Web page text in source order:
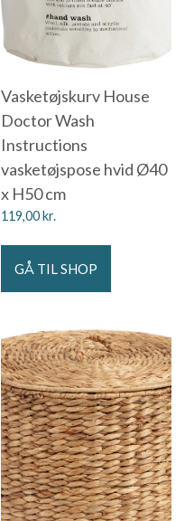
Vasketøjskurv House
Doctor Wash
Instructions
vasketøjspose hvid Ø40
x H50 cm
119,00kr.
GÅ TIL SHOP